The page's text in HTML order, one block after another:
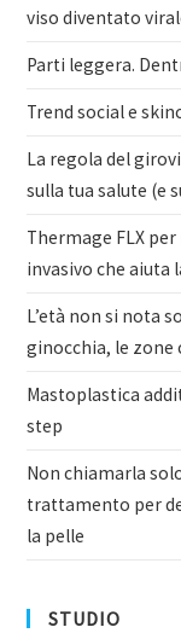
viso diventato
Parti leggera.
Trend social e
La regola del
sulla tua salute (e
Thermage FLX
invasivo che aiuta
L’età non si nota
ginocchia, le
Mastoplastica
step
Non chiamarla
trattamento per
la pelle
STUDIO